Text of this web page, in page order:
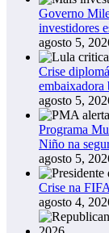
Governo
investidores
agosto 5,
Crise
embaixadora
agosto 5,
Programa
Niño na
agosto 5,
Crise na
agosto 4,